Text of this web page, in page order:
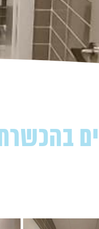
בהכשרת